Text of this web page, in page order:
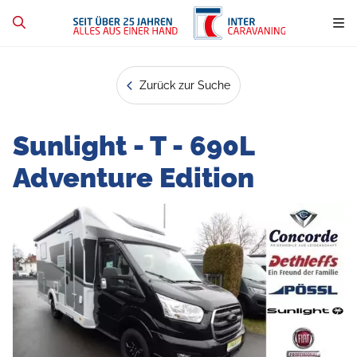
Zurück zur Suche
Sunlight - T - 690L
Adventure Edition